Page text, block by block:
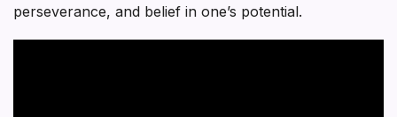
perseverance, and belief in one’s potential.